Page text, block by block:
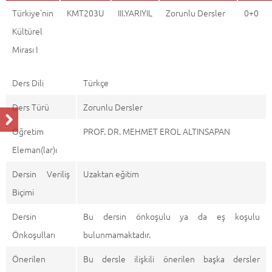
Türkiye'nin
Kültürel
Mirası I
KMT203U III.YARIYIL Zorunlu Dersler 0+0
Ders Dili
Türkçe
Ders Türü
Zorunlu Dersler
Öğretim
Eleman(lar)ı
PROF. DR. MEHMET EROL ALTINSAPAN
Dersin Veriliş
Biçimi
Uzaktan eğitim
Dersin
Önkoşulları
Bu dersin önkoşulu ya da eş koşulu
bulunmamaktadır.
Önerilen
Bu dersle ilişkili önerilen başka dersler